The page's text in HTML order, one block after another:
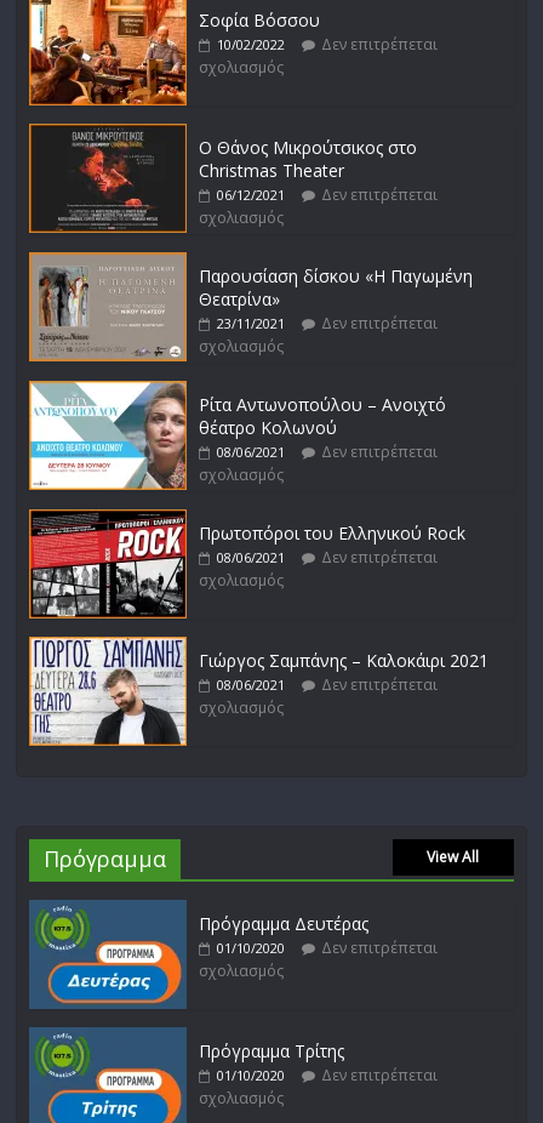
Σοφία Βόσσου
10/02/2022
Δεν επιτρέπεται
σχολιασμός
Ο Θάνος Μικρούτσικος στο
Christmas Theater
06/12/2021
Δεν επιτρέπεται
σχολιασμός
Παρουσίαση δίσκου «Η Παγωμένη
Θεατρίνα»
23/11/2021
Δεν επιτρέπεται
σχολιασμός
Ρίτα Αντωνοπούλου – Ανοιχτό
θέατρο Κολωνού
08/06/2021
Δεν επιτρέπεται
σχολιασμός
Πρωτοπόροι του Ελληνικού Rock
08/06/2021
Δεν επιτρέπεται
σχολιασμός
Γιώργος Σαμπάνης – Καλοκάιρι 2021
08/06/2021
Δεν επιτρέπεται
σχολιασμός
Πρόγραμμα View All
Πρόγραμμα Δευτέρας
01/10/2020
Δεν επιτρέπεται
σχολιασμός
Πρόγραμμα Τρίτης
01/10/2020
Δεν επιτρέπεται
σχολιασμός